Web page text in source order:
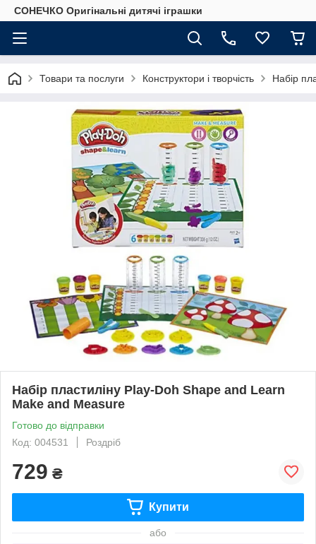
СОНЕЧКО Оригінальні дитячі іграшки
Товари та послуги Конструктори і творчість Набір
Набір пластиліну Play-Doh Shape and Learn
Make and Measure
Готово до відправки
Код: 004531
Роздріб
729 ₴
Купити
або